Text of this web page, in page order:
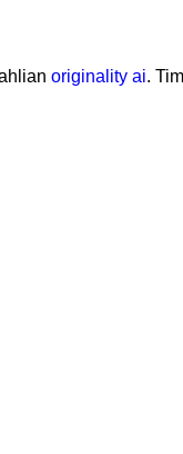
originality ai.